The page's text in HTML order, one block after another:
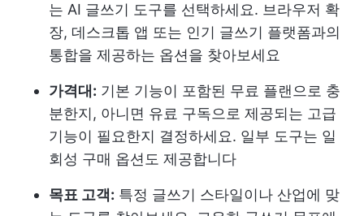
는 AI 글쓰기 도구를 선택하세요. 브라우저 확
장, 데스크톱 앱 또는 인기 글쓰기 플랫폼과의
통합을 제공하는 옵션을 찾아보세요
가격대: 기본 기능이 포함된 무료 플랜으로 충
분한지, 아니면 유료 구독으로 제공되는 고급
기능이 필요한지 결정하세요. 일부 도구는 일
회성 구매 옵션도 제공합니다
목표 고객: 특정 글쓰기 스타일이나 산업에 맞